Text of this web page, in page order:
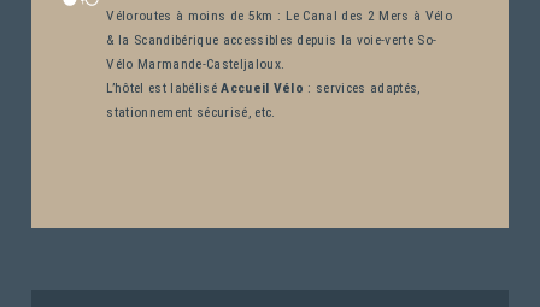
Véloroutes à moins de 5km : Le Canal des 2 Mers à Vélo
& la Scandibérique accessibles depuis la voie-verte So-
Vélo Marmande-Casteljaloux.
L’hôtel est labéliséAccueil Vélo : services adaptés,
stationnement sécurisé, etc.
CONTACT & ACCÈS
RÉSERVATION
BONS CADEAUX